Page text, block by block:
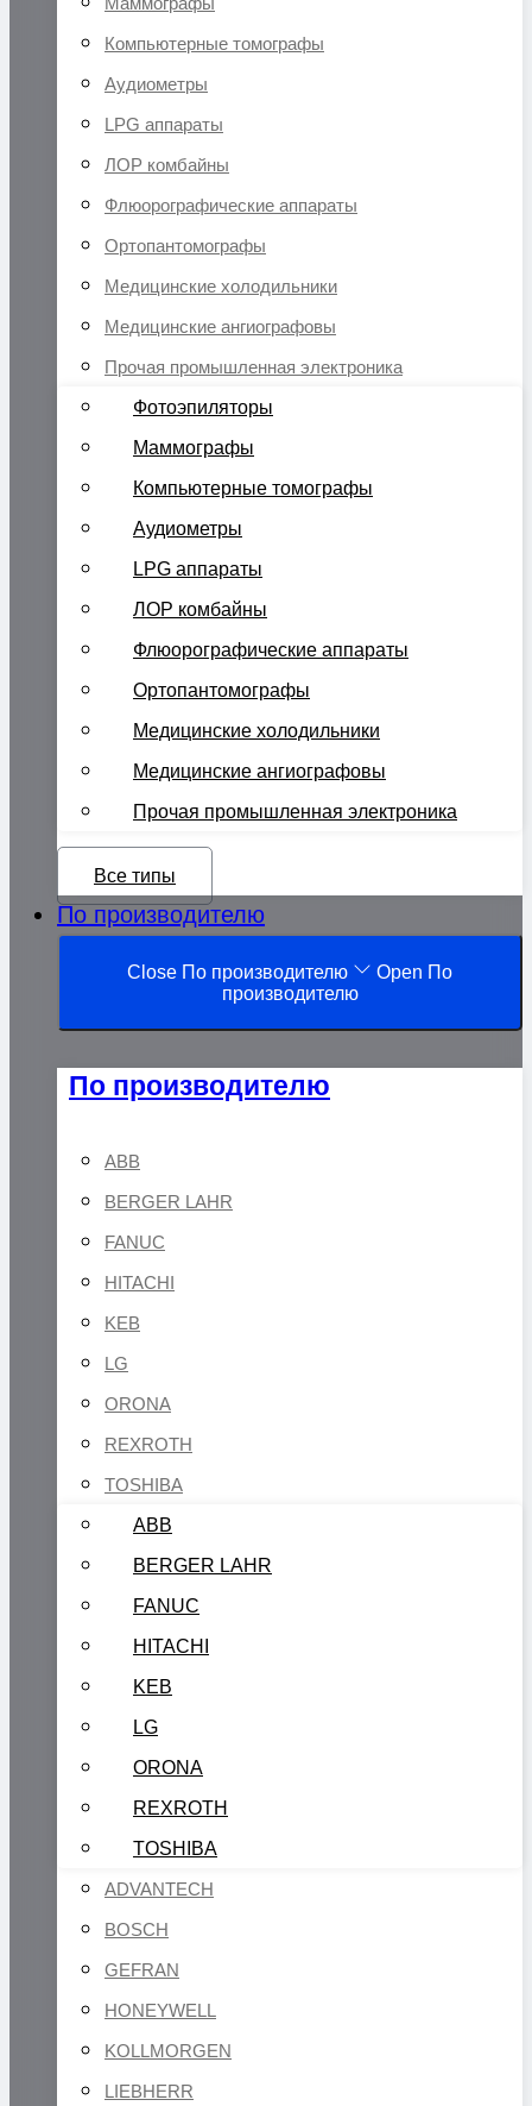
Компьютерные томографы
Аудиометры
LPG аппараты
ЛОР комбайны
Флюорографические аппараты
Ортопантомографы
Медицинские холодильники
Медицинские ангиографовы
Прочая промышленная электроника
Фотоэпиляторы
Маммографы
Компьютерные томографы
Аудиометры
LPG аппараты
ЛОР комбайны
Флюорографические аппараты
Ортопантомографы
Медицинские холодильники
Медицинские ангиографовы
Прочая промышленная электроника
Все типы
По производителю
Close По производителю
Open По
производителю
По производителю
ABB
BERGER LAHR
FANUC
HITACHI
KEB
LG
ORONA
REXROTH
TOSHIBA
ABB
BERGER LAHR
FANUC
HITACHI
KEB
LG
ORONA
REXROTH
TOSHIBA
ADVANTECH
BOSCH
GEFRAN
HONEYWELL
KOLLMORGEN
LIEBHERR